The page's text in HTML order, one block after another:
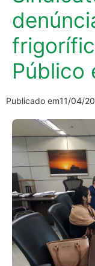
Público
Publicado em11/04/